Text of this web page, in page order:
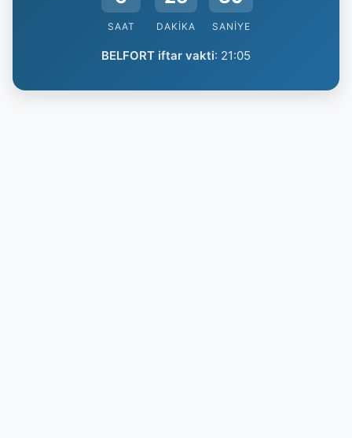
SAAT DAKIKA SANIYE
BELFORT iftar vakti: 21:05